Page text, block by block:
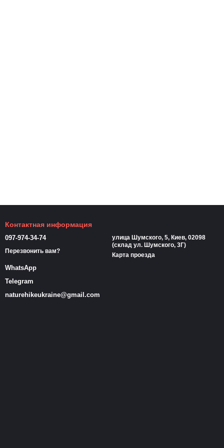
Контактная информация
097-974-34-74
Перезвонить вам?
WhatsApp
Telegram
naturehikeukraine@gmail.com
улица Шумского, 5, Киев, 02098
(склад ул. Шумского, 3Г)
Карта проезда